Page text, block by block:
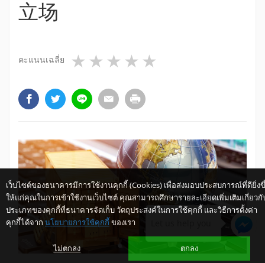
立场
คะแนนเฉลี่ย 4 stars
3 stars
2 stars
1 star
เว็บไซต์ของธนาคารมีการใช้งานคุกกี้ (Cookies) เพื่อส่งมอบประสบการณ์ที่ดียิ่ง
ให้แก่คุณในการเข้าใช้งานเว็บไซต์ คุณสามารถศึกษารายละเอียดเพิ่มเติมเกี่ยวกั
ประเภทของคุกกี้ที่ธนาคารจัดเก็บ วัตถุประสงค์ในการใช้คุกกี้ และวิธีการตั้งค่า
คุกกี้ได้จาก นโยบายการใช้คุกกี้ ของเรา
ไม่ตกลง ตกลง